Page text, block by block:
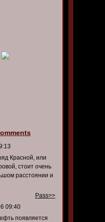
Красной, или
стоит очень
расстоянии и
Pass>>
09:40
появляется